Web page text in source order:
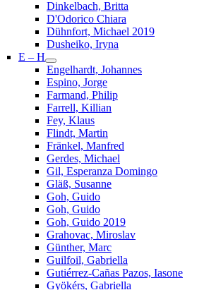
Dinkelbach, Britta
D'Odorico Chiara
Dühnfort, Michael 2019
Dusheiko, Iryna
E – H
Engelhardt, Johannes
Espino, Jorge
Farmand, Philip
Farrell, Killian
Fey, Klaus
Flindt, Martin
Fränkel, Manfred
Gerdes, Michael
Gil, Esperanza Domingo
Gläß, Susanne
Goh, Guido
Goh, Guido
Goh, Guido 2019
Grahovac, Miroslav
Günther, Marc
Guilfoil, Gabriella
Gutiérrez-Cañas Pazos, Iasone
Gyökérs, Gabriella